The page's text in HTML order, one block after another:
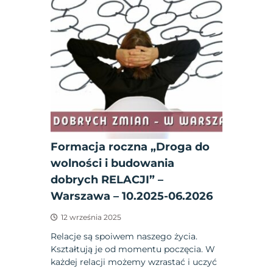
Formacja roczna „Droga do
wolności i budowania
dobrych RELACJI” –
Warszawa – 10.2025-06.2026
12 września 2025
Relacje są spoiwem naszego życia.
Kształtują je od momentu poczęcia. W
każdej relacji możemy wzrastać i uczyć